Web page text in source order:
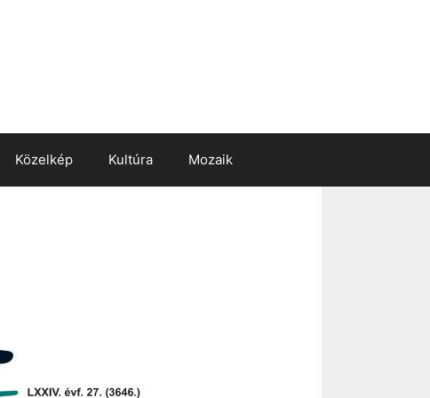
Közelkép Kultúra Mozaik